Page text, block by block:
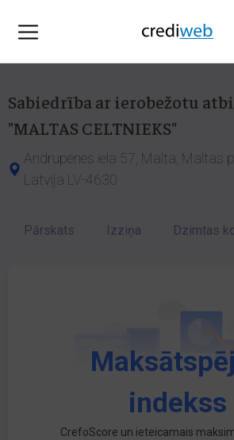
Sabiedrība ar ierobežotu
"MALTAS CELTNIEKS"
Andrupenes iela 57, Malta, Maltas
Latvija LV-4630
Pārskats Izziņa Dzimtas
indekss
CrefoScore un ieteicamais